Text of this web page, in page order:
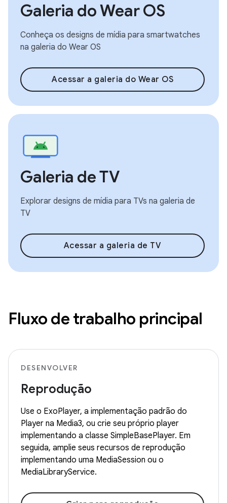
Galeria do Wear OS
Conheça os designs de mídia para smartwatches
na galeria do Wear OS
Acessar a galeria do Wear OS
Galeria de TV
Explorar designs de mídia para TVs na galeria de
TV
Acessar a galeria de TV
Fluxo de trabalho principal
DESENVOLVER
Reprodução
Use o ExoPlayer, a implementação padrão do
Player na Media3, ou crie seu próprio player
implementando a classe SimpleBasePlayer. Em
seguida, amplie seus recursos de reprodução
implementando uma MediaSession ou o
MediaLibraryService.